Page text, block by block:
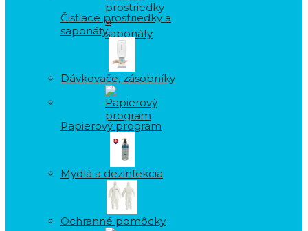
Čistiace prostriedky a
saponáty
Dávkovače, zásobníky
Papierový program
Mydlá a dezinfekcia
Ochranné pomôcky